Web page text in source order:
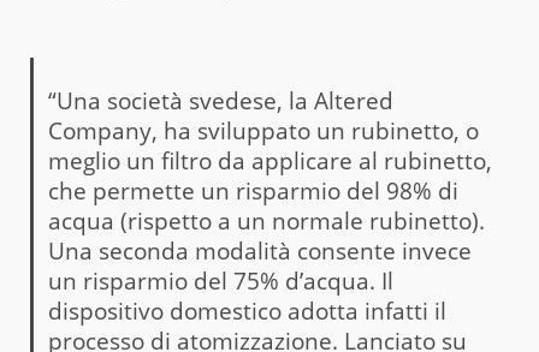
“Una società svedese, la Altered
Company, ha sviluppato un rubinetto, o
meglio un filtro da applicare al rubinetto,
che permette un risparmio del 98% di
acqua (rispetto a un normale rubinetto).
Una seconda modalità consente invece
un risparmio del 75% d’acqua. Il
dispositivo domestico adotta infatti il
processo di atomizzazione. Lanciato su